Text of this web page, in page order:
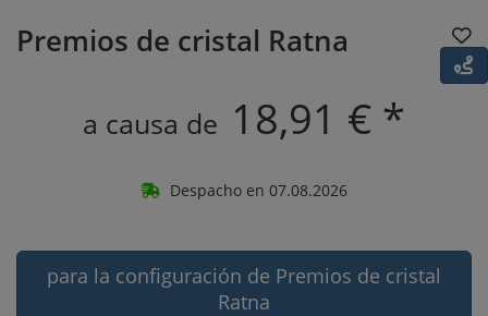
Premios de cristal Ratna
a causa de 18,91 € *
Despacho en 07.08.2026
para la configuración de Premios de cristal
Ratna